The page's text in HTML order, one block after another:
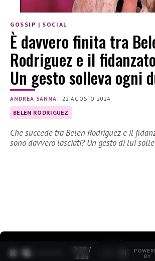
GOSSIP | SOCIAL
È davvero finita tra
Rodriguez e il
Un gesto solleva ogni
ANDREA SANNA |22 AGOSTO 2024
BELEN RODRIGUEZ
Che succede tra Belen Rodriguez e il
sono davvero lasciati? Un gesto di lui
0:30 /
3:35
BY